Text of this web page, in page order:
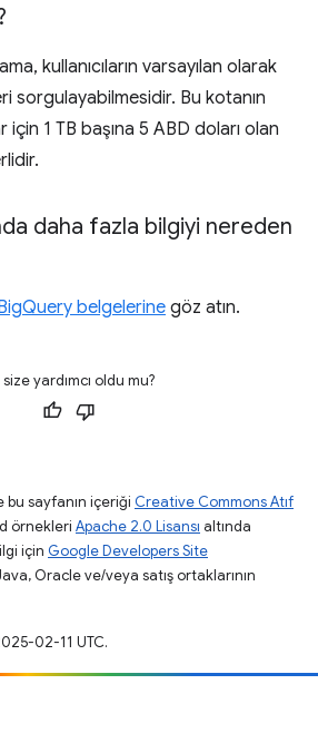
kullanıcıların varsayılan olarak
sorgulayabilmesidir. Bu kotanın
için 1 TB başına 5 ABD doları olan
daha fazla bilgiyi nereden
belgelerine göz atın.
size yardımcı oldu mu?
bu sayfanın içeriği Creative Commons Atıf
örnekleri Apache 2.0 Lisansı altında
için Google Developers Site
Oracle ve/veya satış ortaklarının
02-11 UTC.